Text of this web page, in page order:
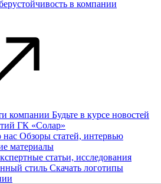
в компании
компании Будьте в курсе новостей
ГК «Солар»
Обзоры статей, интервью
материалы
статьи, исследования
стиль Скачать логотипы